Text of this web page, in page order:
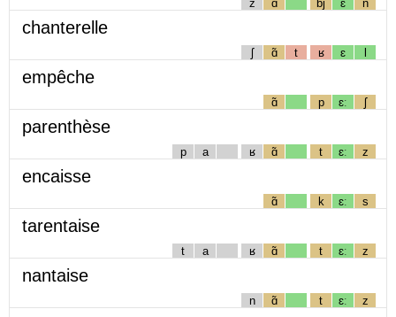
z ɑ̃ bj ɛ n
chanterelle
ʃ ɑ̃ t ʁ ɛ l
empêche
ɑ̃ p ɛː ʃ
parenthèse
p a ʁ ɑ̃ t ɛː z
encaisse
ɑ̃ k ɛː s
tarentaise
t a ʁ ɑ̃ t ɛː z
nantaise
n ɑ̃ t ɛː z